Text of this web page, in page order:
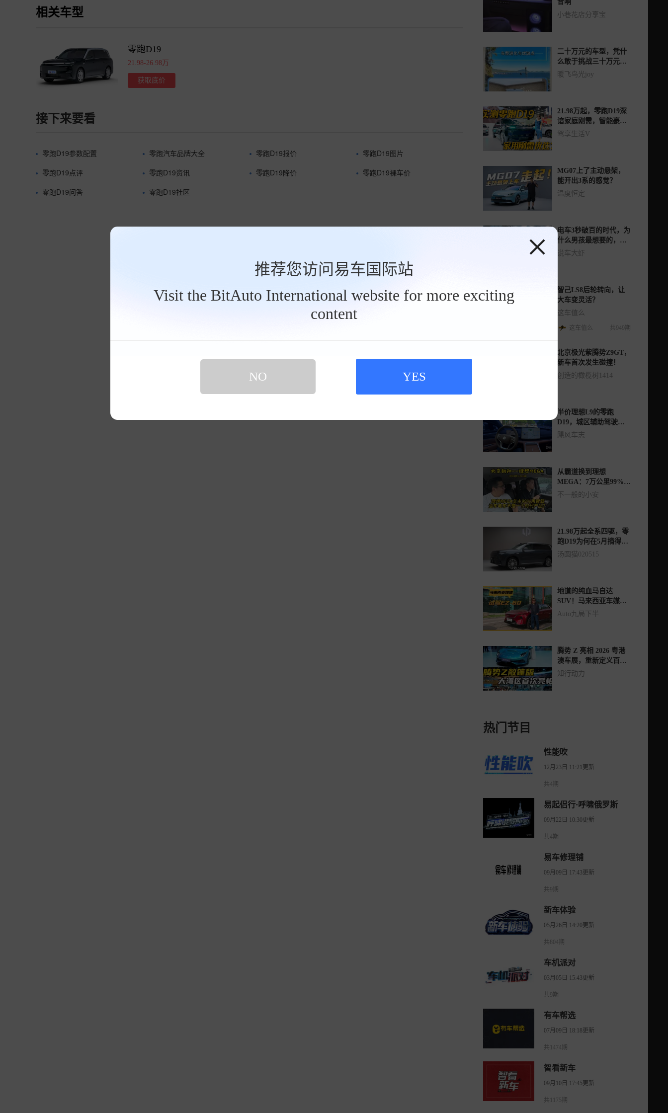
推荐您访问易车国际站
Visit the BitAuto International website for more exciting
content
NO YES
相关车型
零跑D19
21.98-26.98万
获取底价
接下来要看
零跑D19参数配置 零跑汽车品牌大全 零跑D19报价
零跑D19图片
零跑D19点评
零跑D19资讯 零跑D19降价
零跑D19裸车价
零跑D19问答
零跑D19社区
音响
小巷花店分享宝
二十万元的车型，凭什
么敢于挑战三十万元的
豪华车型？零跑D19，
暖飞鸟光joy
21.98万起，零跑D19深
谙家庭刚需，智能豪华
都配齐！
驾享生活V
MG07上了主动悬架，
能开出3系的感觉？
温度恒定
电车3秒破百的时代，为
什么男孩最想要的，依
然是那台AE86？
说车大虾
智己LS8后轮转向，让
大车变灵活？
这车值么
这车值么 共949期
北京极光紫腾势Z9GT，
新车首次发生碰撞！
创造的橄榄树1414
半价理想L9的零跑
D19，城区辅助驾驶表
现如何？能有问界M9几
飓风车志
从霸道换到理想
MEGA：7万公里99%用
智驾，油车车主真不想
不一般的小安
21.98万起全系四驱，零
跑D19为何在5月摘得桂
冠？
汤圆猫020515
地道的纯血马自达
SUV！马来西亚车媒体
验马自达EZ-60
Auto九局下半
腾势 Z 亮相 2026 粤港
澳车展，重新定义百万
级超跑标准
知行动力
热门节目
性能吹
12月23日 11:21更新
共4期
易起侣行·呼啸俄罗斯
09月22日 10:30更新
共4期
易车修理铺
09月09日 17:43更新
共9期
新车体验
05月26日 14:20更新
共804期
车机派对
03月05日 15:43更新
共9期
有车帮选
07月09日 18:18更新
共1474期
智看新车
09月10日 17:45更新
共1175期